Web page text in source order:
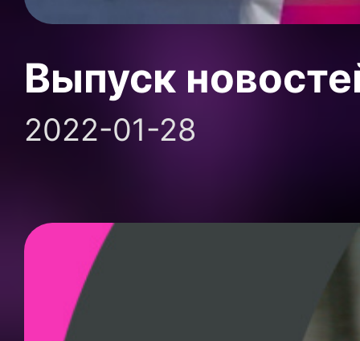
Выпуск
2022-01-28